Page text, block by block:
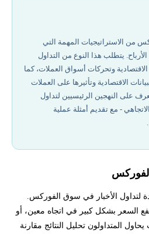
تحسنًا، فلماذا لا يزال الدولار
من الاستراتيجيات المهمة التي
يتطلب هذا النوع من التداول
الاقتصادية وتحركات أسواق العملات، كما
الاقتصادية وتأثيرها على العملات
على النهجين الرئيسيين لتداول
- مع تقديم أمثلة عملية
لتداول الأخبار في سوق الفوركس.
السعر بشكل كبير في اتجاه معين، أو
المتداولون تحليل النتائج مقارنة